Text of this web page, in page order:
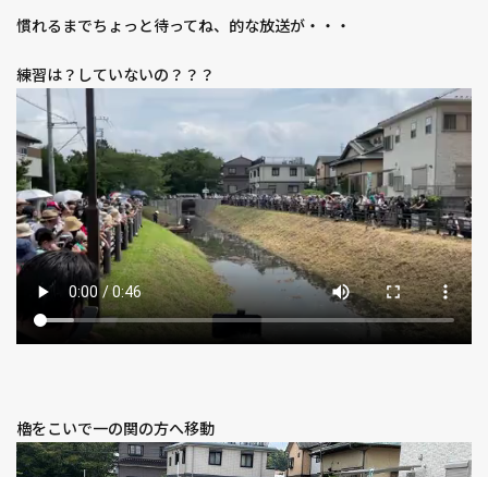
慣れるまでちょっと待ってね、的な放送が・・・
練習は？していないの？？？
櫓をこいで一の関の方へ移動